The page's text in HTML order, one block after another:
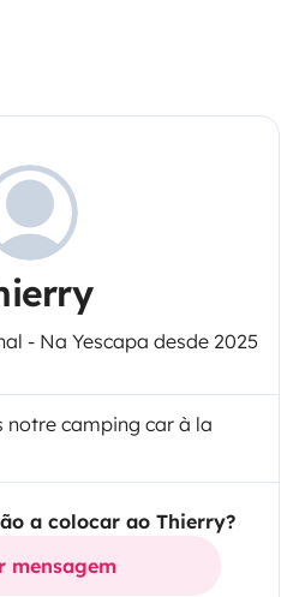
- Na Yescapa desde 2025
notre camping car à la
a colocar ao Thierry?
mensagem